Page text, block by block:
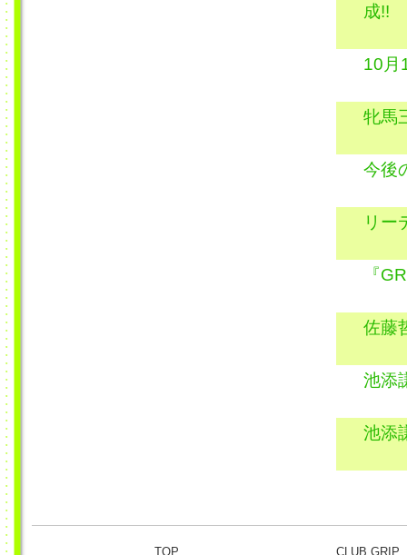
成!!
10月
牝馬
今後
リー
『
佐藤
池添
池添
TOP
CLUB GRIP